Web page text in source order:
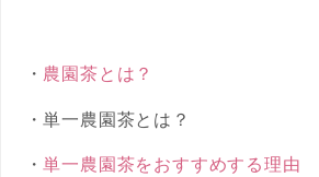
・ 農園茶とは？
・単一農園茶とは？
・単一農園茶をおすすめする理由